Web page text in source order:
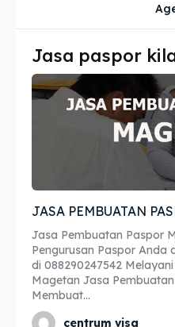
Imta
Legalisir
Asuransi
Blog
Imta
Legalisir
Asuransi
Blog
Jasa paspor
JASA PEMBUATAN
Jasa Pembuatan Paspor
Pengurusan Paspor Anda
di 088290247542
Magetan Jasa
Membuat...
centrum visa